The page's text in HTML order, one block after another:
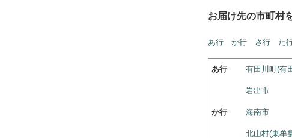
お届け先の市町村
あ行 か行 さ行 た
あ行 有田川町(有
岩出市
か行 海南市
北山村(東牟